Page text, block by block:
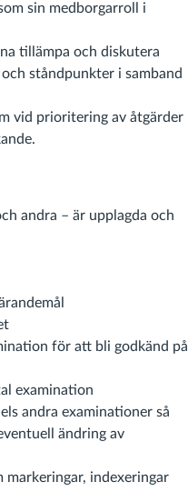
sin medborgarroll i
tillämpa och diskutera
ståndpunkter i samband
vid prioritering av åtgärder
andra – är upplagda och
för att bli godkänd på
examination
andra examinationer så
ändring av
indexeringar